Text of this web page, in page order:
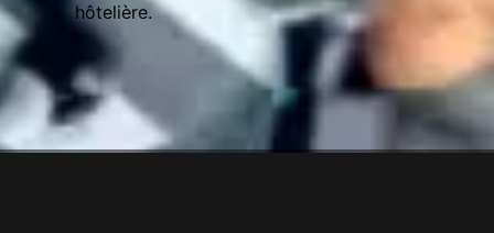
hôtelière.